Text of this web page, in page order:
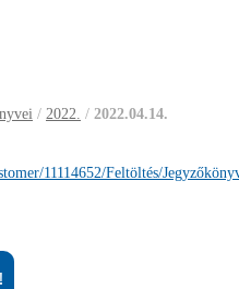
/ 2022. / 2022.04.14.
11114652/Feltöltés/